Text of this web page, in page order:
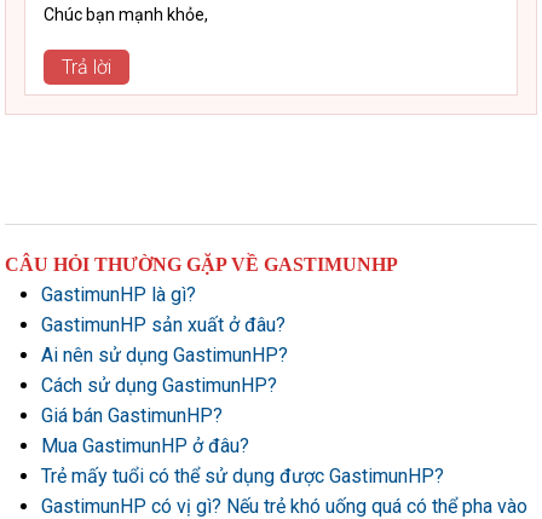
Chúc bạn mạnh khỏe,
Trả lời
CÂU HỎI THƯỜNG GẶP VỀ GASTIMUNHP
GastimunHP là gì?
GastimunHP sản xuất ở đâu?
Ai nên sử dụng GastimunHP?
Cách sử dụng GastimunHP?
Giá bán GastimunHP?
Mua GastimunHP ở đâu?
Trẻ mấy tuổi có thể sử dụng được GastimunHP?
GastimunHP có vị gì? Nếu trẻ khó uống quá có thể pha vào